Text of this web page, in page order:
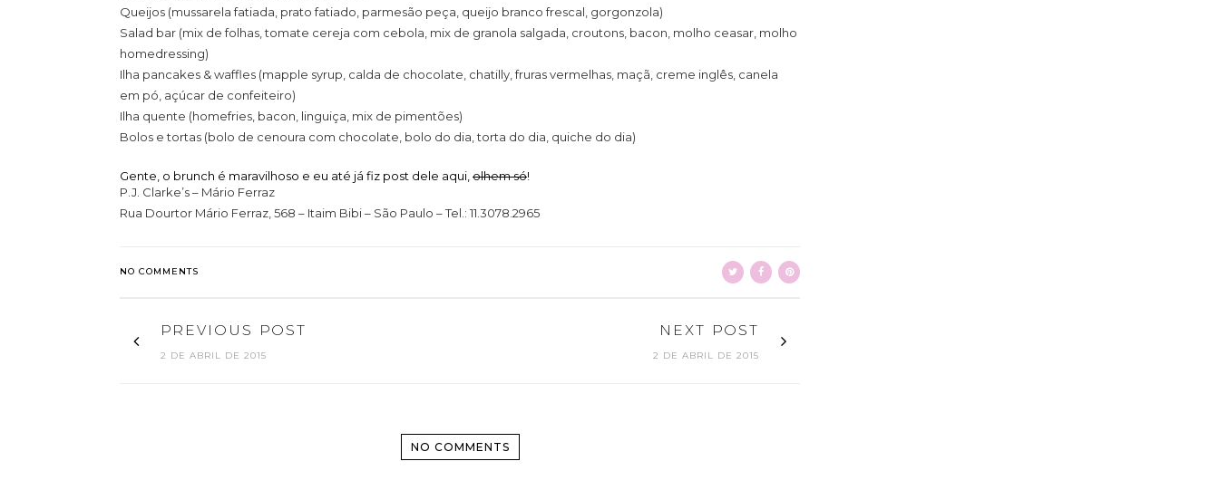
Queijos (mussarela fatiada, prato fatiado, parmesão peça, queijo branco frescal, gorgonzola)
Salad bar (mix de folhas, tomate cereja com cebola, mix de granola salgada, croutons, bacon, molho ceasar, molho
homedressing)
Ilha pancakes & waffles (mapple syrup, calda de chocolate, chatilly, fruras vermelhas, maçã, creme inglês, canela
em pó, açúcar de confeiteiro)
Ilha quente (homefries, bacon, linguiça, mix de pimentões)
Bolos e tortas (bolo de cenoura com chocolate, bolo do dia, torta do dia, quiche do dia)
Gente, o brunch é maravilhoso e eu até já fiz post dele aqui, olhem só!
P.J. Clarke’s – Mário Ferraz
Rua Dourtor Mário Ferraz, 568 – Itaim Bibi – São Paulo – Tel.: 11.3078.2965
NO COMMENTS
PREVIOUS POST
2 DE ABRIL DE 2015
NEXT POST
2 DE ABRIL DE 2015
NO COMMENTS